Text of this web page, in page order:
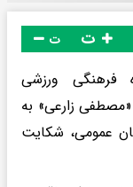
ت
فرهنگی ورزشی
زارعی» به
عمومی، شکایت